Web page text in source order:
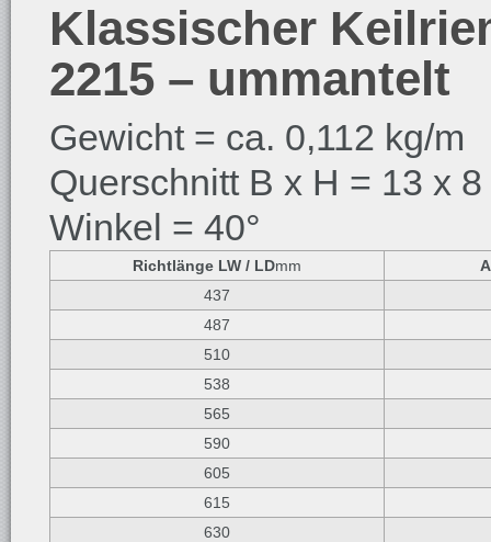
Klassischer
2215 – ummantelt
Gewicht = ca. 0,112 kg/m
Querschnitt B x H = 13 x 8
Winkel = 40°
Richtlänge LW / LDmm
437
487
510
538
565
590
605
615
630